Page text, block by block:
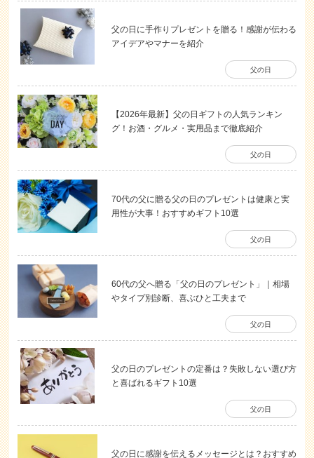
父の日に手作りプレゼントを贈る！感謝が伝わる
アイデアやマナーを紹介
父の日
【2026年最新】父の日ギフトの人気ランキン
グ！お酒・グルメ・実用品まで徹底紹介
父の日
70代の父に贈る父の日のプレゼントは健康と実
用性が大事！おすすめギフト10選
父の日
60代の父へ贈る「父の日のプレゼント」｜相場
やタイプ別診断、喜ぶひと工夫まで
父の日
父の日のプレゼントの定番は？失敗しない選び方
と喜ばれるギフト10選
父の日
父の日に感謝を伝えるメッセージとは？おすすめ